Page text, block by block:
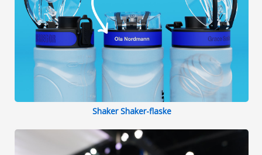
Shaker Shaker-flaske